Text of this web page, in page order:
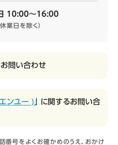
10:00～16:00
休業日を除く）
お問い合わせ
ンユー ) 」 に関するお問い合
番号をよくお確かめのうえ、おかけ